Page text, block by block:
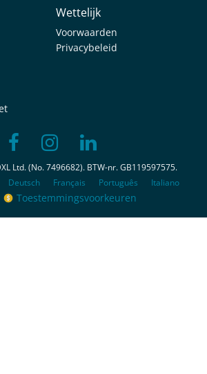
Wettelijk
Voorwaarden
Privacybeleid
Ltd. (No. 7496682). BTW-nr. GB119597575.
Deutsch Français Português
Italiano
Toestemmingsvoorkeuren